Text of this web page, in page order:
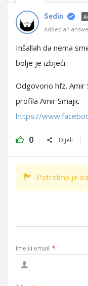
Sedin
Added an
Inšallah da nema
bolje je izbjeći.
Odgovorio hfz. Amir
profila Amir Smajic –
https://
0 Dijeli
Potrebno je
Ime ili email *